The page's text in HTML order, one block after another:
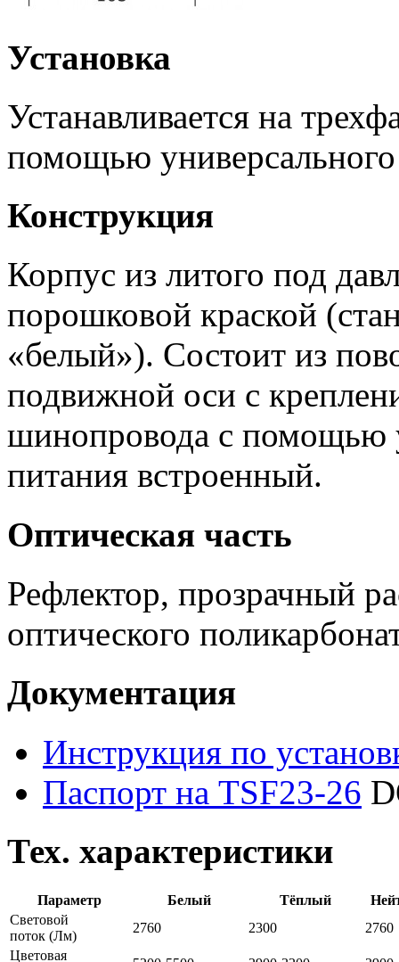
Установка
Устанавливается на
помощью универсального
Конструкция
Корпус из литого под
порошковой краской
«белый»). Состоит из
подвижной оси с
шинопровода с помощью
питания встроенный.
Оптическая часть
Рефлектор, прозрачный
оптического
Документация
Инструкция по
Паспорт на TSF23-26
Тех. характеристики
Параметр Белый Тёплый
Световой
поток (Лм)
2760 2300
2760
Цветовая